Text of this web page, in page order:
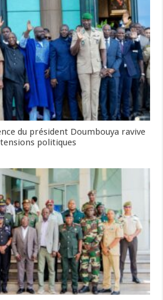
du président Doumbouya ravive
tensions politiques